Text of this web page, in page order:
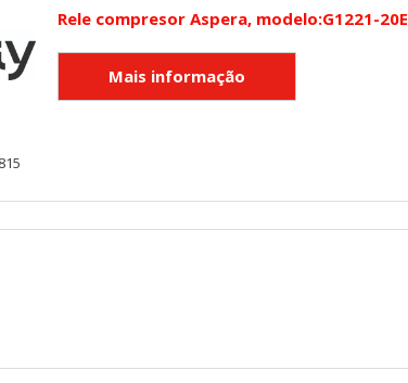
Rele compresor Aspera, modelo:G1221-20E